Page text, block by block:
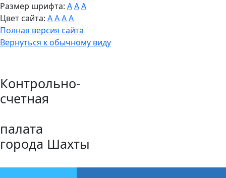
Размер шрифта: AAA
Цвет сайта: AAAA
Полная версия сайта
Вернуться к обычному виду
Контрольно-
счетная
палата
города Шахты